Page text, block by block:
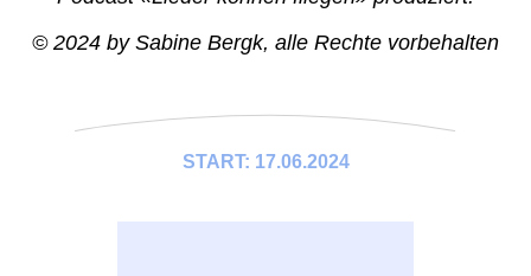
© 2024 by Sabine Bergk, alle Rechte vorbehalten
START: 17.06.2024